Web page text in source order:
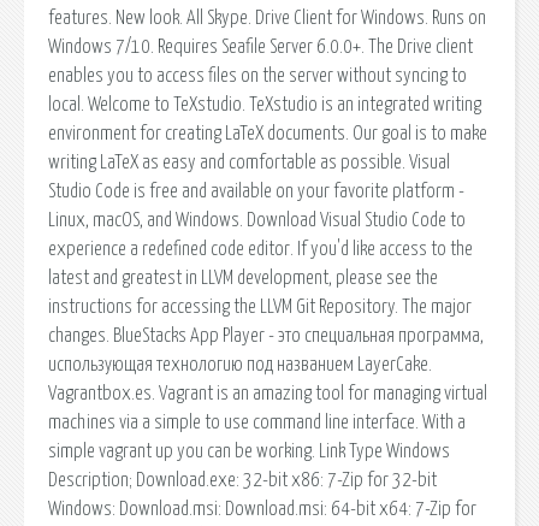
features. New look. All Skype. Drive Client for Windows. Runs on
Windows 7/10. Requires Seafile Server 6.0.0+. The Drive client
enables you to access files on the server without syncing to
local. Welcome to TeXstudio. TeXstudio is an integrated writing
environment for creating LaTeX documents. Our goal is to make
writing LaTeX as easy and comfortable as possible. Visual
Studio Code is free and available on your favorite platform -
Linux, macOS, and Windows. Download Visual Studio Code to
experience a redefined code editor. If you'd like access to the
latest and greatest in LLVM development, please see the
instructions for accessing the LLVM Git Repository. The major
changes. BlueStacks App Player - это специальная программа,
использующая технологию под названием LayerCake.
Vagrantbox.es. Vagrant is an amazing tool for managing virtual
machines via a simple to use command line interface. With a
simple vagrant up you can be working. Link Type Windows
Description; Download.exe: 32-bit x86: 7-Zip for 32-bit
Windows: Download.msi: Download.msi: 64-bit x64: 7-Zip for